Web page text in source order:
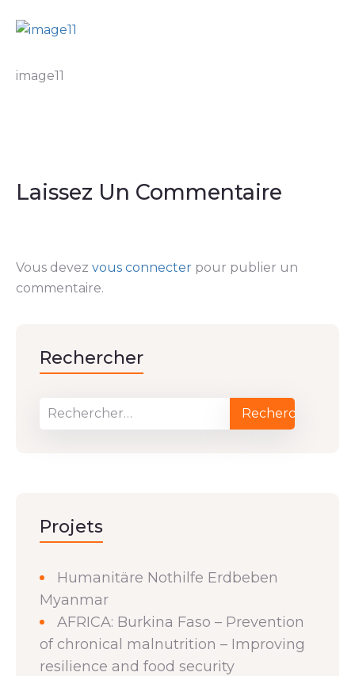
image11
Laissez Un Commentaire
Vous devez vous connecter pour publier un
commentaire.
Rechercher
Projets
Humanitäre Nothilfe Erdbeben
Myanmar
AFRICA: Burkina Faso – Prevention
of chronical malnutrition – Improving
resilience and food security